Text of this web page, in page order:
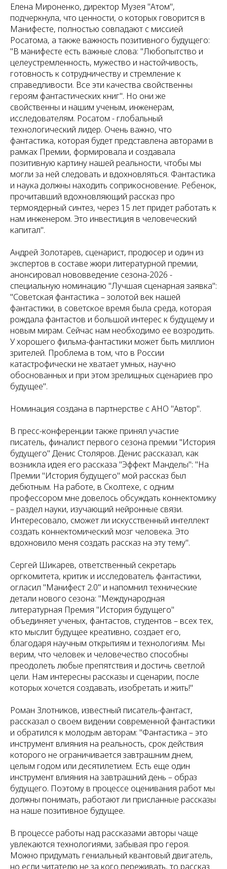
Елена Мироненко, директор Музея "Атом",
подчеркнула, что ценности, о которых говорится в
Манифесте, полностью совпадают с миссией
Росатома, а также важность позитивного будущего:
"В манифесте есть важные слова: "Любопытство и
целеустремленность, мужество и настойчивость,
готовность к сотрудничеству и стремление к
справедливости. Все эти качества свойственны
героям фантастических книг". Но они же
свойственны и нашим ученым, инженерам,
исследователям. Росатом - глобальный
технологический лидер. Очень важно, что
фантастика, которая будет представлена авторами в
рамках Премии, формировала и создавала
позитивную картину нашей реальности, чтобы мы
могли за ней следовать и вдохновляться. Фантастика
и наука должны находить соприкосновение. Ребенок,
прочитавший вдохновляющий рассказ про
термоядерный синтез, через 15 лет придет работать к
нам инженером. Это инвестиция в человеческий
капитал".
Андрей Золотарев, сценарист, продюсер и один из
экспертов в составе жюри литературной премии,
анонсировал нововведение сезона-2026 -
специальную номинацию "Лучшая сценарная заявка":
"Советская фантастика – золотой век нашей
фантастики, в советское время была среда, которая
рождала фантастов и большой интерес к будущему и
новым мирам. Сейчас нам необходимо ее возродить.
У хорошего фильма-фантастики может быть миллион
зрителей. Проблема в том, что в России
катастрофически не хватает умных, научно
обоснованных и при этом зрелищных сценариев про
будущее".
Номинация создана в партнерстве с АНО "Автор".
В пресс-конференции также принял участие
писатель, финалист первого сезона премии "История
будущего" Денис Столяров. Денис рассказал, как
возникла идея его рассказа "Эффект Манделы": "На
Премии "История будущего" мой рассказ был
дебютным. На работе, в Сколтехе, с одним
профессором мне довелось обсуждать коннектомику
– раздел науки, изучающий нейронные связи.
Интересовало, сможет ли искусственный интеллект
создать коннектомический мозг человека. Это
вдохновило меня создать рассказ на эту тему".
Сергей Шикарев, ответственный секретарь
оргкомитета, критик и исследователь фантастики,
огласил "Манифест 2.0" и напомнил технические
детали нового сезона: "Международная
литературная Премия "История будущего"
объединяет ученых, фантастов, студентов – всех тех,
кто мыслит будущее креативно, создает его,
благодаря научным открытиям и технологиям. Мы
верим, что человек и человечество способны
преодолеть любые препятствия и достичь светлой
цели. Нам интересны рассказы и сценарии, после
которых хочется создавать, изобретать и жить!"
Роман Злотников, известный писатель-фантаст,
рассказал о своем видении современной фантастики
и обратился к молодым авторам: "Фантастика – это
инструмент влияния на реальность, срок действия
которого не ограничивается завтрашним днем,
целым годом или десятилетием. Есть еще один
инструмент влияния на завтрашний день – образ
будущего. Поэтому в процессе оценивания работ мы
должны понимать, работают ли присланные рассказы
на наше позитивное будущее.
В процессе работы над рассказами авторы чаще
увлекаются технологиями, забывая про героя.
Можно придумать гениальный квантовый двигатель,
но если читателю не за кого переживать, то рассказ